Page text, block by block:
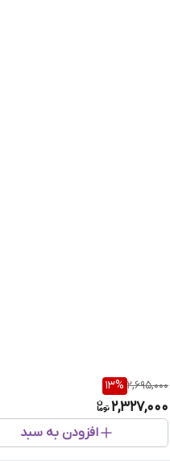
2,695,000
13%
2,327,000
افزودن به سبد